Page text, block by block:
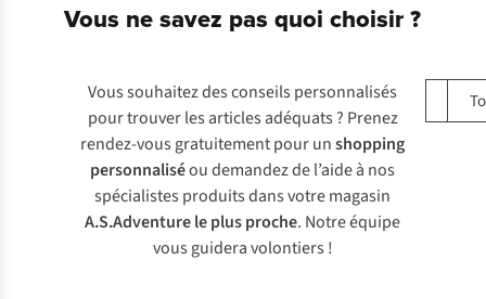
Vous ne savez pas quoi choisir ?
Vous souhaitez des conseils personnalisés
pour trouver les articles adéquats ? Prenez
rendez-vous gratuitement pour unshopping
personnaliséou demandez de l’aide à nos
spécialistes produits dans votre magasin
A.S.Adventure le plus proche. Notre équipe
vous guidera volontiers !
Le